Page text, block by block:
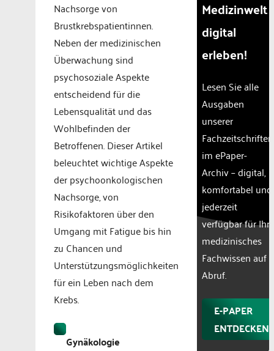
Nachsorge von
Brustkrebspatientinnen.
Neben der medizinischen
Überwachung sind
psychosoziale Aspekte
entscheidend für die
Lebensqualität und das
Wohlbefinden der
Betroffenen. Dieser Artikel
beleuchtet wichtige Aspekte
der psychoonkologischen
Nachsorge, von
Risikofaktoren über den
Umgang mit Fatigue bis hin
zu Chancen und
Unterstützungsmöglichkeiten
für ein Leben nach dem
Krebs.
Gynäkologie
Medizinwelt
digital
erleben!
Lesen Sie alle
Ausgaben
unserer
Fachzeitschriften
im ePaper-
Archiv – digital,
komfortabel und
jederzeit
verfügbar für Ihr
medizinisches
Fachwissen auf
Abruf.
E-PAPER
ENTDECKEN